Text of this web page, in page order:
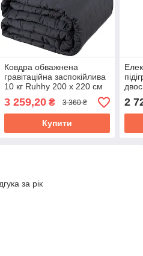
Ковдра обважнена
гравітаційна заспокійлива
10 кг Ruhhy 200 x 220 см
3 259,20₴ 3 360 ₴
Купити
2
за рік